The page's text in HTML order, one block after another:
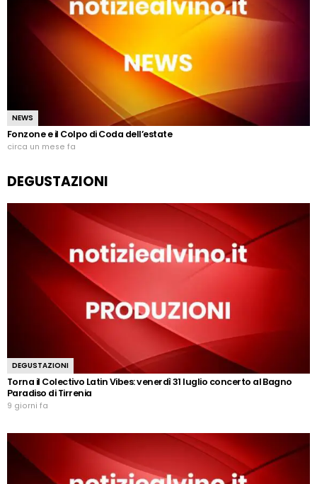
NEWS
Fonzone e il Colpo di Coda dell’estate
circa un mese fa
DEGUSTAZIONI
DEGUSTAZIONI
Torna il Colectivo Latin Vibes: venerdì 31 luglio concerto al Bagno
Paradiso di Tirrenia
9 giorni fa